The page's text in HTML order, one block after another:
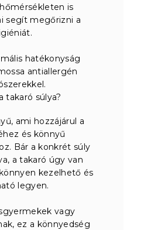
is
segít megőrizni a
hatékonyság
antiallergén
takaró súlya?
ami hozzájárul a
és könnyű
Bár a konkrét súly
a takaró úgy van
kezelhető és
legyen.
vagy
ez a könnyedség